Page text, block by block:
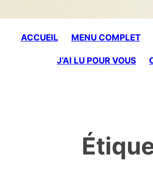
content
ACCUEIL MENU COMPLET
J’AI LU POUR VOUS